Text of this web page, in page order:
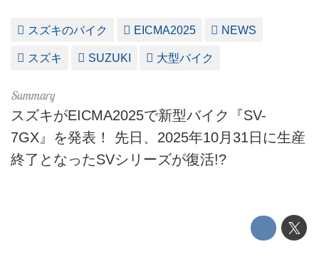
スズキのバイク EICMA2025 NEWS
スズキ SUZUKI 大型バイク
スズキがEICMA2025で新型バイク『SV-
7GX』を発表！ 先日、2025年10月31日に生産
終了となったSVシリーズが復活!?